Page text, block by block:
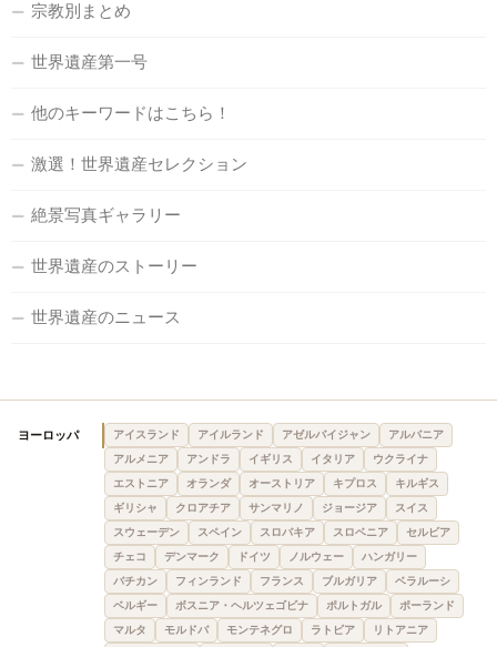
宗教別まとめ
世界遺産第一号
他のキーワードはこちら！
激選！世界遺産セレクション
絶景写真ギャラリー
世界遺産のストーリー
世界遺産のニュース
ヨーロッパ アイスランド アイルランド アゼルバイジャン
アルバニア
アルメニア
アンドラ イギリス イタリア
ウクライナ
エストニア
オランダ オーストリア キプロス
キルギス
ギリシャ
クロアチア サンマリノ ジョージア
スイス
スウェーデン
スペイン スロバキア スロベニア
セルビア
チェコ
デンマーク ドイツ ノルウェー
ハンガリー
バチカン
フィンランド フランス ブルガリア
ベラルーシ
ベルギー
ボスニア・ヘルツェゴビナ ポルトガル
ポーランド
マルタ
モルドバ モンテネグロ ラトビア
リトアニア